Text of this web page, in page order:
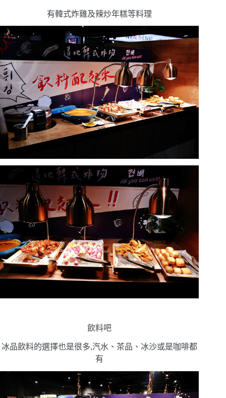
有韓式炸雞及辣炒年糕等料理
飲料吧
冰品飲料的選擇也是很多,汽水、茶品、冰沙或是咖啡都
有